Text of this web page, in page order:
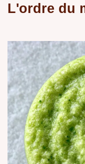
L'ordre du